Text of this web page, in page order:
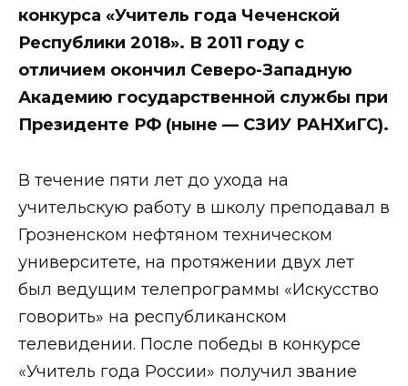
конкурса «Учитель года Чеченской
Республики 2018». В 2011 году с
отличием окончил Северо-Западную
Академию государственной службы при
Президенте РФ (ныне — СЗИУ РАНХиГС).
В течение пяти лет до ухода на
учительскую работу в школу преподавал в
Грозненском нефтяном техническом
университете, на протяжении двух лет
был ведущим телепрограммы «Искусство
говорить» на республиканском
телевидении. После победы в конкурсе
«Учитель года России» получил звание